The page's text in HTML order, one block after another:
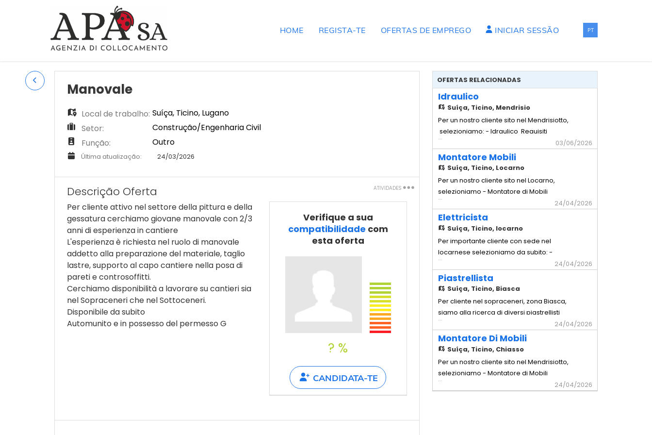
HOME REGISTA-TE OFERTAS DE EMPREGO INICIAR SESSÃO PT
Manovale
Local de trabalho: Suíça, Ticino, Lugano
Setor:
Construção/Engenharia Civil
Função:
Outro
Última atualização: 24/03/2026
ATIVIDADES
Imprimir
Partilha com
um amigo
Descrição Oferta
Verifique a sua
compatibilidade com
esta oferta
? %
CANDIDATA-TE
Per cliente attivo nel settore della pittura e della
gessatura cerchiamo giovane manovale con 2/3
anni di esperienza in cantiere
L'esperienza è richiesta nel ruolo di manovale
addetto alla preparazione del materiale, taglio
lastre, supporto al capo cantiere nella posa di
pareti e controsoffitti.
Cerchiamo disponibilità a lavorare su cantieri sia
nel Sopraceneri che nel Sottoceneri.
Disponibile da subito
Automunito e in possesso del permesso G
OFERTAS RELACIONADAS
Idraulico
Suíça, Ticino, Mendrisio
Per un nostro cliente sito nel Mendrisiotto,
selezioniamo: - Idraulico Requisiti
richiesti - Comprovata esperienza in
cantiere - Impianti sottomuro - Solette -
Capacità di lavorare in autonomia -
rinnovo - Stipendio secondo
...
03/06/2026
Montatore Mobili
Suíça, Ticino, Locarno
Per un nostro cliente sito nel Locarno,
selezioniamo - Montatore di Mobili
Requisiti richiesti - Comprovata
esperienza pluriennale nella mansione -
Comprovata capacità a lavorare in
dell'attrezzatura di base - Disponibilità a
lavorare in Trasferta in Svizzera Interna
Offr
...
24/04/2026
Elettricista
Suíça, Ticino, locarno
Per importante cliente con sede nel
locarnese selezioniamo da subito: -
Elettricista Mansioni - Installazione e
manutenzione di impianti elettrici civili e
industriali - Cablaggio e montaggio di
componenti - Posa di cavi, canaline e
tubazioni elettriche
...
24/04/2026
Piastrellista
Suíça, Ticino, Biasca
Per cliente nel sopraceneri, zona Biasca,
siamo alla ricerca di diversi piastrellisti
con comprovata esperienza si lavorerà
su strutture di privati ed industriali
attrezzatura propria richiesta (esclusa la
...
24/04/2026
Montatore Di Mobili
Suíça, Ticino, Chiasso
Per un nostro cliente sito nel Mendrisiotto,
selezioniamo - Montatore di Mobili
Requisiti richiesti - Comprovata
...
24/04/2026